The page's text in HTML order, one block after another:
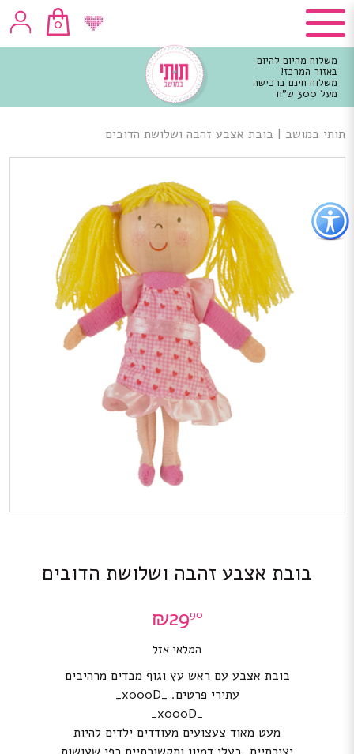
כפתור
לפתיחת
תפריט
נגישות
0
משלוח מהיום להיום
באזור המרכז!
משלוח חינם ברכישה
מעל 300 ש"ח
מרכזי
תותי במושב | בובת אצבע זהבה ושלושת הדובים
בובת אצבע זהבה ושלושת הדובים
₪2990
המלאי אזל
בובת אצבע עם ראש עץ וגוף מבדים מרהיבים
עתירי פרטים. _x000D_
_x000D_
מעט מאוד צעצועים מעודדים ילדים להיות